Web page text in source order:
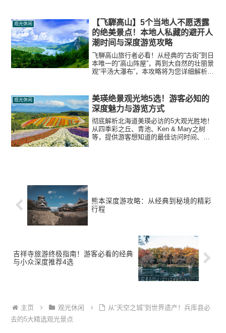
观光休闲
【飞騨高山】5个当地人不愿透露
的绝美景点！本地人私藏的避开人
潮时间与深度游览攻略
飞騨高山旅行者必看！从经典的“古街”到日
本唯一的“高山阵屋”，再到大自然的壮丽景
观“平汤大瀑布”，本攻略将为您详细解析避
观光休闲
美瑛绝景观光地5选！游客必知的
深度魅力与游览方式
彻底解析北海道美瑛必访的5大观光胜地！
从四季彩之丘、青池、Ken & Mary之树
等，提供游客想知道的最佳访问时间、景
熊本深度游攻略：从经典到秘境的精彩
行程
吉祥寺旅游终极指南！游客必看的经典
与小众深度推荐4选
主页 观光休闲
从“天空之城”到世界遗产！兵库县必
去的5大精选观光景点